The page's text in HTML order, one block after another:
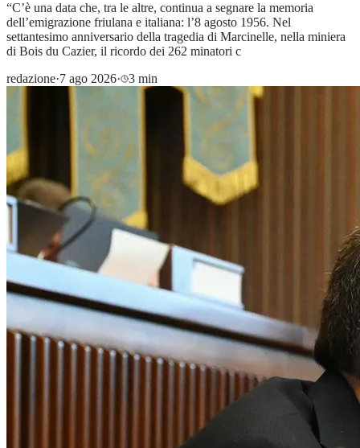
“C’è una data che, tra le altre, continua a segnare la memoria
dell’emigrazione friulana e italiana: l’8 agosto 1956. Nel
settantesimo anniversario della tragedia di Marcinelle, nella miniera
di Bois du Cazier, il ricordo dei 262 minatori c
redazione·7 ago 2026· 3 min